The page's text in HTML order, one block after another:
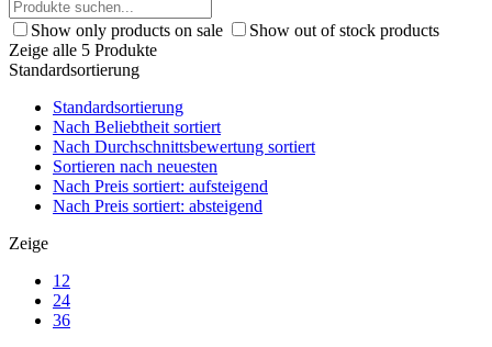
Show only products on sale
Show out of stock products
Zeige alle 5 Produkte
Standardsortierung
Standardsortierung
Nach Beliebtheit sortiert
Nach Durchschnittsbewertung sortiert
Sortieren nach neuesten
Nach Preis sortiert: aufsteigend
Nach Preis sortiert: absteigend
Zeige
12
24
36